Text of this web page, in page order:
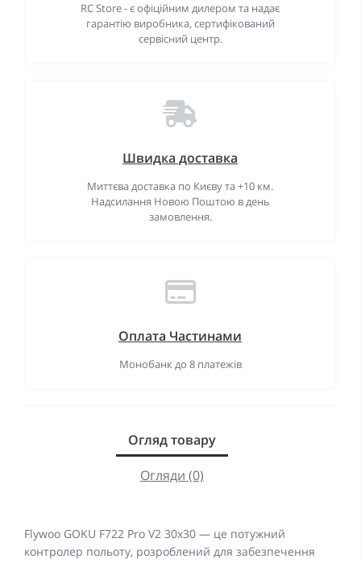
RC Store - є офіційним дилером та надає
гарантію виробника, сертифікований
сервісний центр.
Швидка доставка
Миттєва доставка по Києву та +10 км.
Надсилання Новою Поштою в день
замовлення.
Оплата Частинами
Монобанк до 8 платежів
Огляд товару
Огляди (0)
Flywoo GOKU F722 Pro V2 30x30 — це потужний
контролер польоту, розроблений для забезпечення